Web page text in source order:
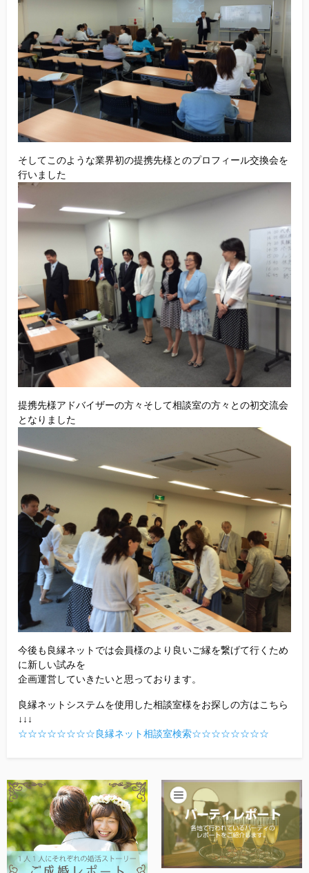
そしてこのような業界初の提携先様とのプロフィール交換会を
行いました
提携先様アドバイザーの方々そして相談室の方々との初交流会
となりました
今後も良縁ネットでは会員様のより良いご縁を繋げて行くため
に新しい試みを
企画運営していきたいと思っております。
良縁ネットシステムを使用した相談室様をお探しの方はこちら
↓↓↓
☆☆☆☆☆☆☆☆良縁ネット相談室検索☆☆☆☆☆☆☆☆